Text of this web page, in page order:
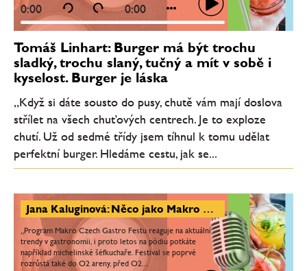
0:00 0:00
Tomáš Linhart: Burger má být trochu
sladký, trochu slaný, tučný a mít v sobě i
kyselost. Burger je láska
„Když si dáte sousto do pusy, chutě vám mají doslova
střílet na všech chuťových centrech. Je to exploze
chutí. Už od sedmé třídy jsem tíhnul k tomu udělat
perfektní burger. Hledáme cestu, jak se...
Jana Kaluginová: Něco jako Makro Czech Gastro Fest u nás chybělo. Na pódiu budou vařit i michelinští šéfkuchaři
„Program Makro Czech Gastro Festu reaguje na aktuální
trendy v gastronomii, i proto letos na pódiu potkáte
například michelinské šéfkuchaře. Festival se poprvé
rozrůstá také do O2 areny, před O2...